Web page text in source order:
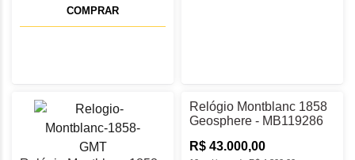
COMPRAR
Relógio Montblanc 1858
Geosphere - MB119286
R$ 43.000,00